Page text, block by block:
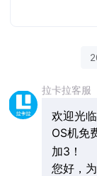
拉卡拉客服
欢迎光
OS机免
加3！
您好，